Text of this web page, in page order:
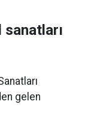
gelen